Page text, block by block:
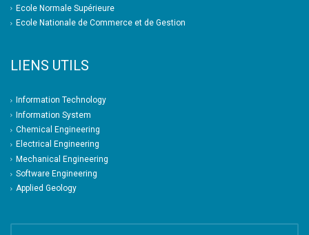
Ecole Normale Supérieure
Ecole Nationale de Commerce et de Gestion
LIENS UTILS
Information Technology
Information System
Chemical Engineering
Electrical Engineering
Mechanical Engineering
Software Engineering
Applied Geology